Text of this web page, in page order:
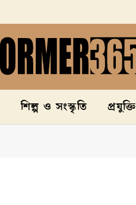
শিল্প ও সংস্কৃতি প্রযুক্তি